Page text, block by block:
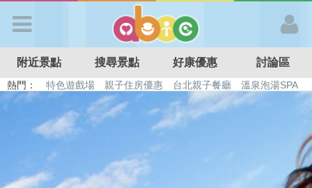
APP登入
首 頁
搜尋景點
附近景點 搜尋景點 好康優惠 討論區
熱門： 特色遊戲場 親子住房優惠 台北親子餐廳
溫泉泡湯SPA
溜滑梯民宿
觀光工廠 日本親子景點